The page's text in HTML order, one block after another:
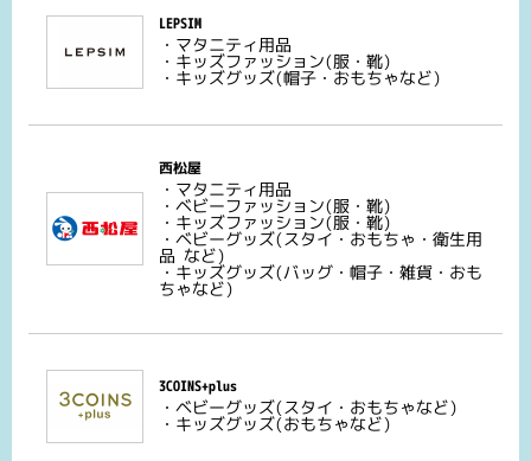
LEPSIM
・マタニティ用品
・キッズファッション(服・靴)
・キッズグッズ(帽子・おもちゃなど)
西松屋
・マタニティ用品
・ベビーファッション(服・靴)
・キッズファッション(服・靴)
・ベビーグッズ(スタイ・おもちゃ・衛生用
品 など)
・キッズグッズ(バッグ・帽子・雑貨・おも
ちゃなど)
3COINS+plus
・ベビーグッズ(スタイ・おもちゃなど)
・キッズグッズ(おもちゃなど)